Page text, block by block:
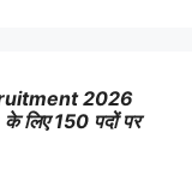
2026
लिए 150 पदों पर